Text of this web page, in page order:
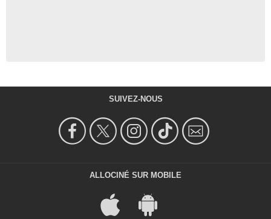
SUIVEZ-NOUS
ALLOCINÉ SUR MOBILE